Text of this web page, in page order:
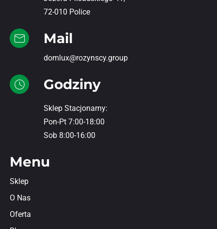
72-010 Police
Mail
domlux@rozynscy.group
Godziny
Sklep Stacjonarny:
Pon-Pt 7:00-18:00
Sob 8:00-16:00
Menu
Sklep
O Nas
Oferta